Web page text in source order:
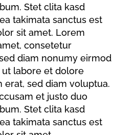
Stet clita kasd
takimata sanctus est
sit amet. Lorem
consetetur
diam nonumy eirmod
labore et dolore
erat, sed diam voluptua.
et justo duo
Stet clita kasd
takimata sanctus est